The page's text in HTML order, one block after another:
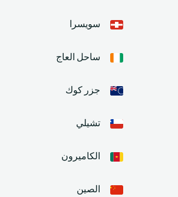
سويسرا
ساحل العاج
جزر كوك
تشيلي
الكاميرون
الصين